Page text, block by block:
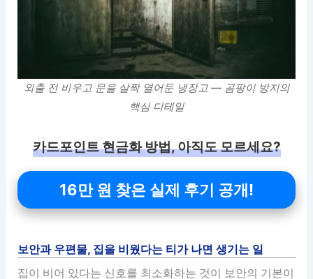
외출 전 비우고 문을 살짝 열어둔 냉장고 — 곰팡이 방지의
핵심 디테일
카드포인트 현금화 방법, 아직도 모르세요?
16만 원 찾은 실제 후기 공개!
보안과 우편물, 집을 비웠다는 티가 나면 생기는 일
집이 비어 있다는 신호를 최소화하는 것이 보안의 기본이